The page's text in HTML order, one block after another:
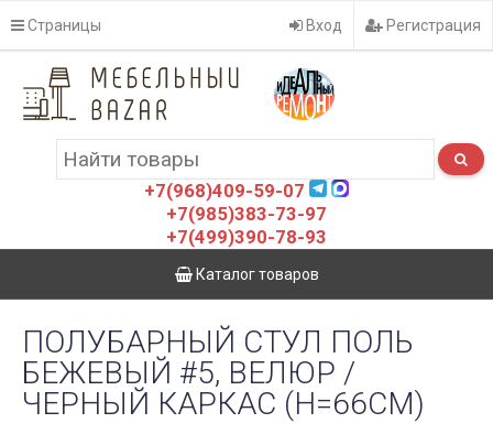
Страницы Вход Регистрация
+7(968)409-59-07
+7(985)383-73-97
+7(499)390-78-93
Каталог товаров
ПОЛУБАРНЫЙ СТУЛ ПОЛЬ
БЕЖЕВЫЙ #5, ВЕЛЮР /
ЧЕРНЫЙ КАРКАС (H=66CM)